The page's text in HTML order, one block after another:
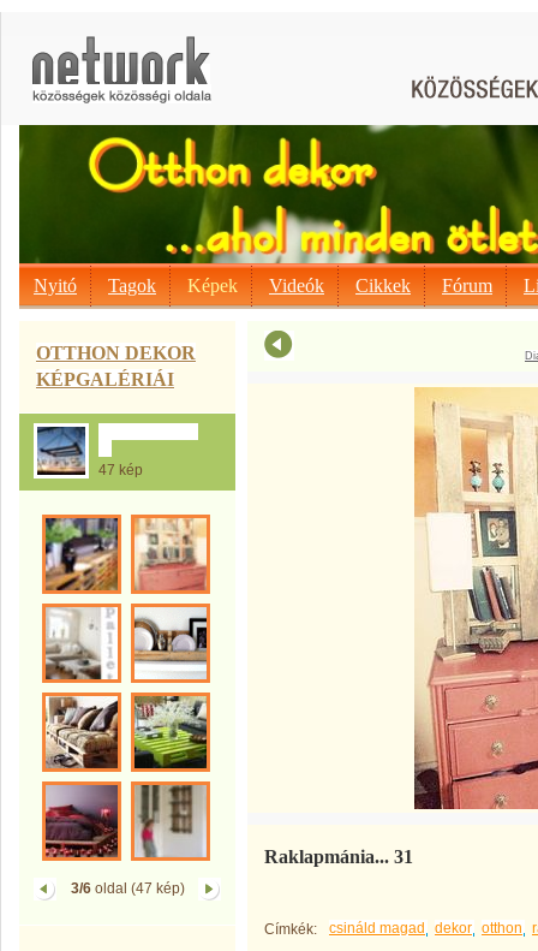
Nyitó Tagok Képek Videók Cikkek Fórum
OTTHON DEKOR
KÉPGALÉRIÁI
47 kép
3/6oldal (47 kép)
Raklapmánia... 31
Címkék: csináld magad dekor otthon